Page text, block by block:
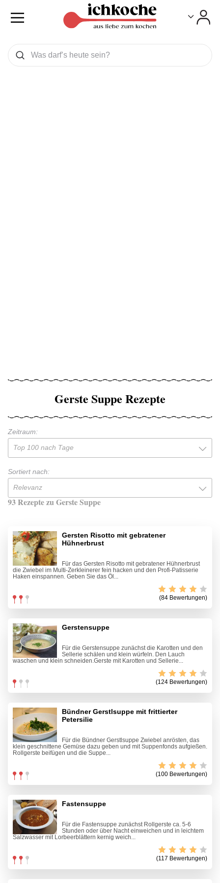
Was wollen Sie suchen
Suchen
Gerste Suppe Rezepte
Zeitraum:
Top 100 nach Tage
Sortiert nach:
Relevanz
93 Rezepte zu Gerste Suppe
Gersten Risotto mit gebratener
Hühnerbrust
Für das Gersten Risotto mit gebratener Hühnerbrust
die Zwiebel im Multi-Zerkleinerer fein hacken und den Profi-Patisserie
Haken einspannen. Geben Sie das Öl...
(84 Bewertungen)
Gerstensuppe
Für die Gerstensuppe zunächst die Karotten und den
Sellerie schälen und klein würfeln. Den Lauch
waschen und klein schneiden.Gerste mit Karotten und Sellerie...
(124 Bewertungen)
Bündner Gerstlsuppe mit frittierter
Petersilie
Für die Bündner Gerstlsuppe Zwiebel anrösten, das
klein geschnittene Gemüse dazu geben und mit Suppenfonds aufgießen.
Rollgerste beifügen und die Suppe...
(100 Bewertungen)
Fastensuppe
Für die Fastensuppe zunächst Rollgerste ca. 5-6
Stunden oder über Nacht einweichen und in leichtem
Salzwasser mit Lorbeerblättern kernig weich...
(117 Bewertungen)